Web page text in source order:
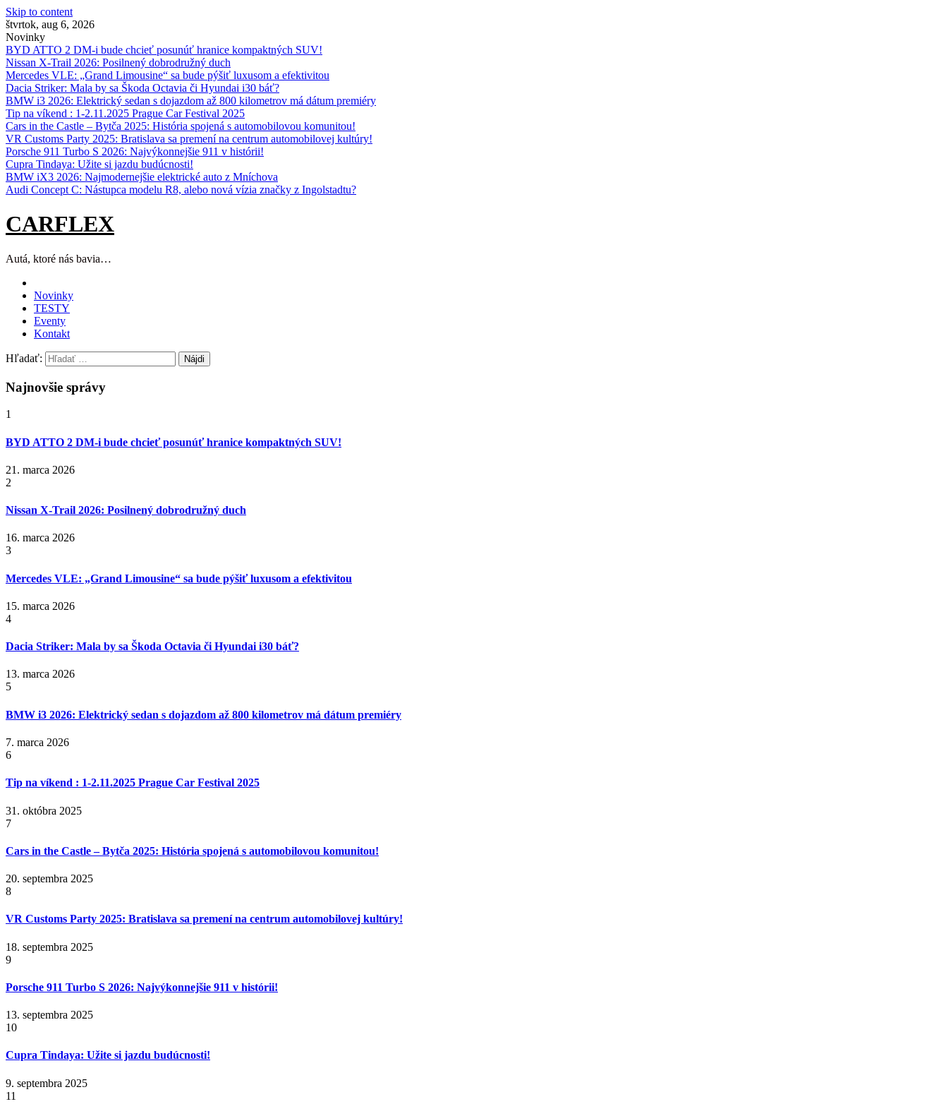
Skip to content
štvrtok, aug 6, 2026
Novinky
BYD ATTO 2 DM-i bude chcieť posunúť hranice kompaktných SUV!
Nissan X‑Trail 2026: Posilnený dobrodružný duch
Mercedes VLE: „Grand Limousine“ sa bude pýšiť luxusom a efektivitou
Dacia Striker: Mala by sa Škoda Octavia či Hyundai i30 báť?
BMW i3 2026: Elektrický sedan s dojazdom až 800 kilometrov má dátum premiéry
Tip na víkend : 1-2.11.2025 Prague Car Festival 2025
Cars in the Castle – Bytča 2025: História spojená s automobilovou komunitou!
VR Customs Party 2025: Bratislava sa premení na centrum automobilovej kultúry!
Porsche 911 Turbo S 2026: Najvýkonnejšie 911 v histórii!
Cupra Tindaya: Užite si jazdu budúcnosti!
BMW iX3 2026: Najmodernejšie elektrické auto z Mníchova
Audi Concept C: Nástupca modelu R8, alebo nová vízia značky z Ingolstadtu?
CARFLEX
Autá, ktoré nás bavia…
Novinky
TESTY
Eventy
Kontakt
Hľadať:
Najnovšie správy
1
BYD ATTO 2 DM-i bude chcieť posunúť hranice kompaktných SUV!
21. marca 2026
2
Nissan X‑Trail 2026: Posilnený dobrodružný duch
16. marca 2026
3
Mercedes VLE: „Grand Limousine“ sa bude pýšiť luxusom a efektivitou
15. marca 2026
4
Dacia Striker: Mala by sa Škoda Octavia či Hyundai i30 báť?
13. marca 2026
5
BMW i3 2026: Elektrický sedan s dojazdom až 800 kilometrov má dátum premiéry
7. marca 2026
6
Tip na víkend : 1-2.11.2025 Prague Car Festival 2025
31. októbra 2025
7
Cars in the Castle – Bytča 2025: História spojená s automobilovou komunitou!
20. septembra 2025
8
VR Customs Party 2025: Bratislava sa premení na centrum automobilovej kultúry!
18. septembra 2025
9
Porsche 911 Turbo S 2026: Najvýkonnejšie 911 v histórii!
13. septembra 2025
10
Cupra Tindaya: Užite si jazdu budúcnosti!
9. septembra 2025
11